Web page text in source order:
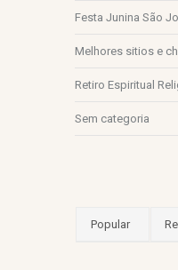
Festa Junina São
Melhores sitios e
Retiro Espiritual
Sem categoria
Popular